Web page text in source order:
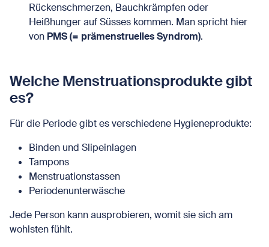
Rückenschmerzen, Bauchkrämpfen oder
Heißhunger auf Süsses kommen. Man spricht hier
von PMS (= prämenstruelles Syndrom).
Welche Menstruationsprodukte gibt
es?
Für die Periode gibt es verschiedene Hygieneprodukte:
Binden und Slipeinlagen
Tampons
Menstruationstassen
Periodenunterwäsche
Jede Person kann ausprobieren, womit sie sich am
wohlsten fühlt.